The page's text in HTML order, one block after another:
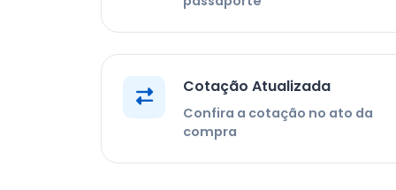
Cotação Atualizada
Confira a cotação no ato da
compra